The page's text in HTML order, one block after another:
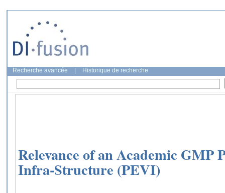
Recherche avancée Historique de recherche
Relevance of an Academic GMP
Infra-Structure (PEVI)